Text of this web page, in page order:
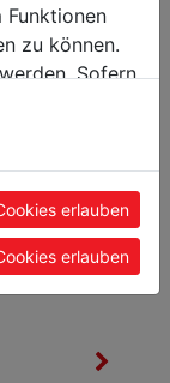
button
zu können.
Sofern
erlauben
erlauben